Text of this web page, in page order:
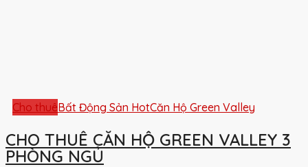
Cho thuêBất Động Sản HotCăn Hộ Green Valley
CHO THUÊ CĂN HỘ GREEN VALLEY 3
PHÒNG NGỦ